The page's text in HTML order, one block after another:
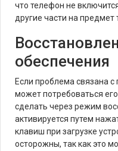
что телефон не
другие части на
обеспечения
Если проблема связана
может потребоваться
сделать через режим
активируется путем
клавиш при загрузке
осторожны, так как это